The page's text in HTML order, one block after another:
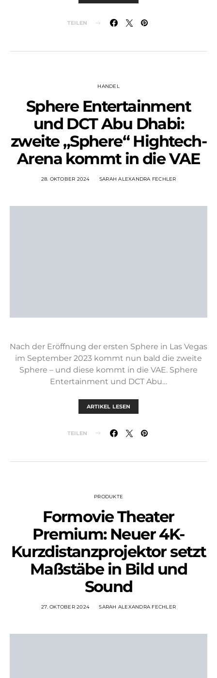
TEILEN
HANDEL
Sphere Entertainment
und DCT Abu Dhabi:
zweite „Sphere“ Hightech-
Arena kommt in die VAE
28. OKTOBER 2024 SARAH ALEXANDRA FECHLER
Nach der Eröffnung der ersten Sphere in Las Vegas
im September 2023 kommt nun bald die zweite
Sphere – und diese kommt in die VAE. Sphere
Entertainment und DCT Abu…
ARTIKEL LESEN
TEILEN
PRODUKTE
Formovie Theater
Premium: Neuer 4K-
Kurzdistanzprojektor setzt
Maßstäbe in Bild und
Sound
27. OKTOBER 2024 SARAH ALEXANDRA FECHLER